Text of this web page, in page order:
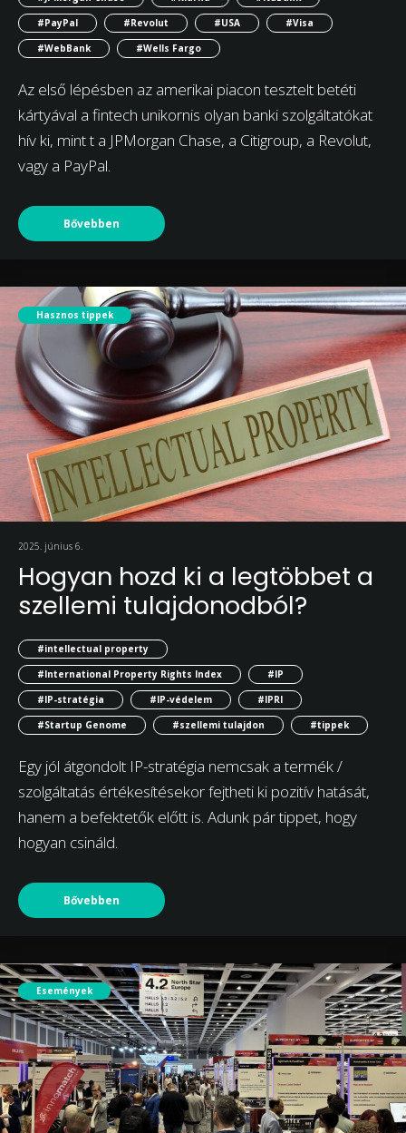
#PayPal
#Revolut #USA
#Visa
#WebBank
#Wells Fargo
Az első lépésben az amerikai piacon tesztelt betéti
kártyával a fintech unikornis olyan banki szolgáltatókat
hív ki, mint t a JPMorgan Chase, a Citigroup, a Revolut,
vagy a PayPal.
Bővebben
Hasznos tippek
2025. június 6.
Hogyan hozd ki a legtöbbet a
szellemi tulajdonodból?
#intellectual property
#International Property Rights Index
#IP
#IP-stratégia
#IP-védelem
#IPRI
#Startup Genome
#szellemi tulajdon #tippek
Egy jól átgondolt IP-stratégia nemcsak a termék /
szolgáltatás értékesítésekor fejtheti ki pozitív hatását,
hanem a befektetők előtt is. Adunk pár tippet, hogy
hogyan csináld.
Bővebben
Események